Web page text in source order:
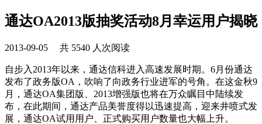
通达OA2013版抽奖活动8月幸运用户揭晓
2013-09-05 共 5540 人次阅读
自步入2013年以来，通达信科进入高速发展时期。6月份通达
发布了政务版OA，吹响了向政务行业进军的号角。在这金秋9
月，通达OA集团版、2013增强版也将在万众瞩目中陆续发
布，在此期间，通达产品美誉度得以迅速提高，迎来井喷式发
展，通达OA试用用户、正式购买用户数量也大幅上升。